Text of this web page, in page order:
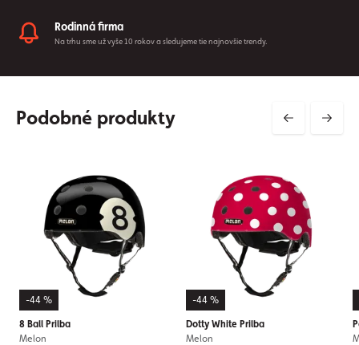
Rodinná firma
Na trhu sme už vyše 10 rokov a sledujeme tie najnovšie trendy.
Podobné produkty
-44 %
8 Ball Prilba
Melon
-44 %
Dotty White Prilba
Melon